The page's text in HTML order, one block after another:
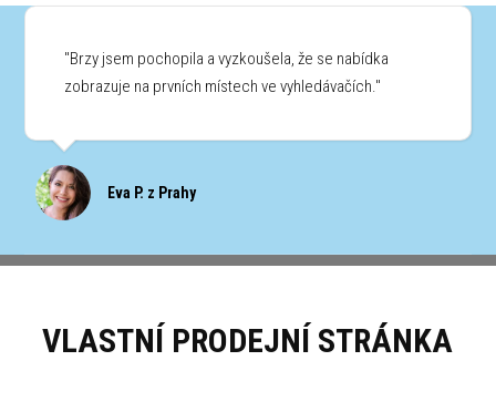
"Brzy jsem pochopila a vyzkoušela, že se nabídka
zobrazuje na prvních místech ve vyhledávačích."
Eva P. z Prahy
VLASTNÍ PRODEJNÍ STRÁNKA